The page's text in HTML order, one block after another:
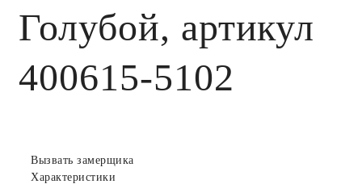
Голубой, артикул
400615-5102
Вызвать замерщика
Характеристики